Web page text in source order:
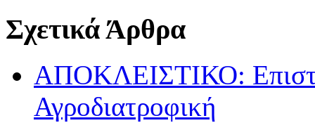
Σχετικά Άρθρα
ΑΠΟΚΛΕΙΣΤΙΚΟ:
Αγροδιατροφική